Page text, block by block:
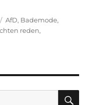
Schlagwörter
AfD, Bademode,
reden,